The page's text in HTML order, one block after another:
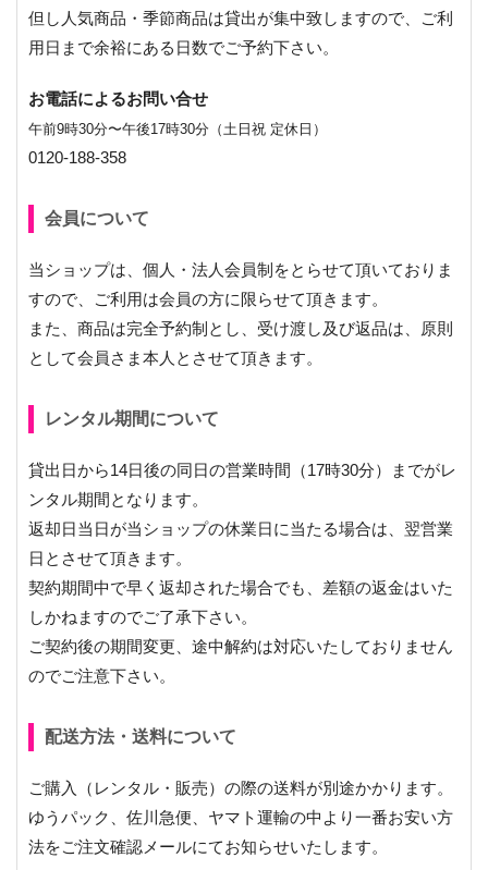
但し人気商品・季節商品は貸出が集中致しますので、ご利
用日まで余裕にある日数でご予約下さい。
お電話によるお問い合せ
午前9時30分〜午後17時30分（土日祝 定休日）
0120-188-358
会員について
当ショップは、個人・法人会員制をとらせて頂いておりま
すので、ご利用は会員の方に限らせて頂きます。
また、商品は完全予約制とし、受け渡し及び返品は、原則
として会員さま本人とさせて頂きます。
レンタル期間について
貸出日から14日後の同日の営業時間（17時30分）までがレ
ンタル期間となります。
返却日当日が当ショップの休業日に当たる場合は、翌営業
日とさせて頂きます。
契約期間中で早く返却された場合でも、差額の返金はいた
しかねますのでご了承下さい。
ご契約後の期間変更、途中解約は対応いたしておりません
のでご注意下さい。
配送方法・送料について
ご購入（レンタル・販売）の際の送料が別途かかります。
ゆうパック、佐川急便、ヤマト運輸の中より一番お安い方
法をご注文確認メールにてお知らせいたします。